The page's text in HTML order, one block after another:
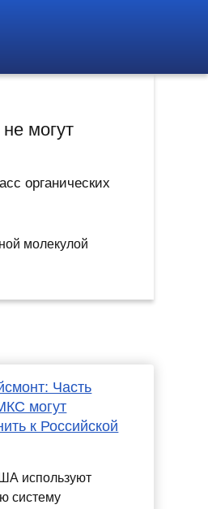
могут
органических
Часть
могут
к Российской
используют
систему